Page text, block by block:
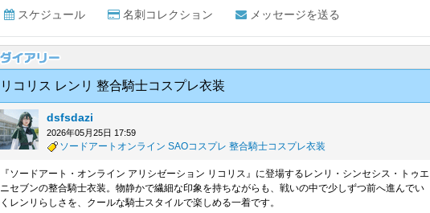
スケジュール 名刺コレクション メッセージを送る
リコリス レンリ 整合騎士コスプレ衣装
dsfsdazi
2026年05月25日 17:59
ソードアートオンライン SAOコスプレ 整合騎士コスプレ衣装
『ソードアート・オンライン アリシゼーション リコリス』に登場するレンリ・シンセシス・トゥエ
ニセブンの整合騎士衣装。物静かで繊細な印象を持ちながらも、戦いの中で少しずつ前へ進んでい
くレンリらしさを、クールな騎士スタイルで楽しめる一着です。